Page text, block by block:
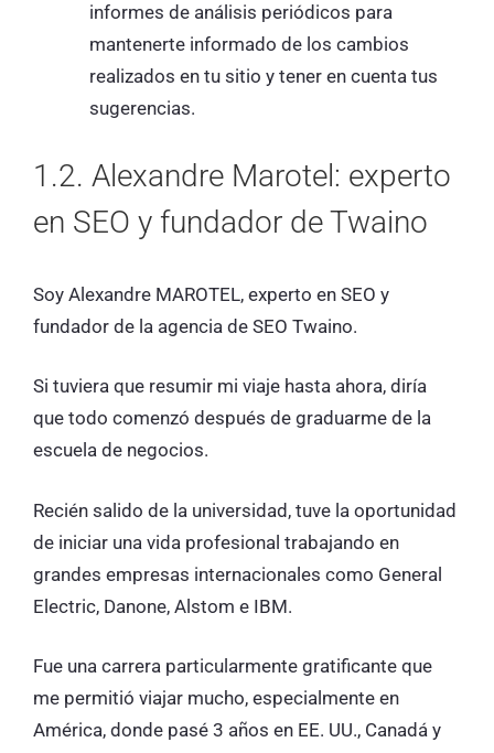
informes de análisis periódicos para
mantenerte informado de los cambios
realizados en tu sitio y tener en cuenta tus
sugerencias.
1.2. Alexandre Marotel: experto
en SEO y fundador de Twaino
Soy Alexandre MAROTEL, experto en SEO y
fundador de la agencia de SEO Twaino.
Si tuviera que resumir mi viaje hasta ahora, diría
que todo comenzó después de graduarme de la
escuela de negocios.
Recién salido de la universidad, tuve la oportunidad
de iniciar una vida profesional trabajando en
grandes empresas internacionales como General
Electric, Danone, Alstom e IBM.
Fue una carrera particularmente gratificante que
me permitió viajar mucho, especialmente en
América, donde pasé 3 años en EE. UU., Canadá y